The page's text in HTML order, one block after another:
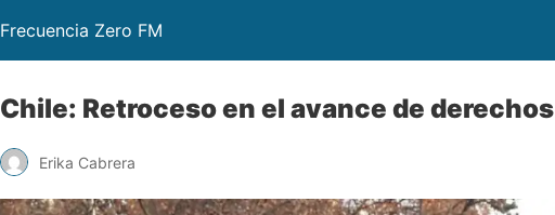
Frecuencia Zero FM
Chile: Retroceso en el avance de derechos
Erika Cabrera